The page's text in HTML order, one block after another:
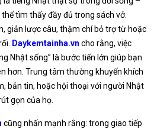
tìm thấy đầy đủ trong sách vở.
giản lược câu, thậm chí bỏ trợ từ hoặc
Daykemtainha.vn cho rằng, việc
Nhật sống” là bước tiến lớn giúp bạn
hơn. Trung tâm thường khuyến khích
bản tin, hoặc hội thoại với người Nhật
gọn của họ.
cũng nhấn mạnh rằng: trong giao tiếp